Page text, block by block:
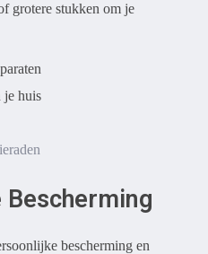
grotere stukken om je
je huis
bescherming en